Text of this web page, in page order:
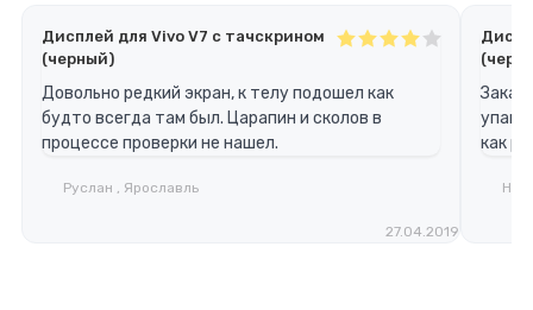
Дисплей для Vivo V7 с тачскрином
(черный)
Довольно редкий экран, к телу подошел как
будто всегда там был. Царапин и сколов в
процессе проверки не нашел.
Руслан , Ярославль
27.04.2019
как